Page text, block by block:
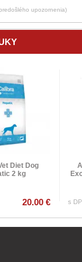
upozornenia)
Diet Dog
2 kg
20.00 € s